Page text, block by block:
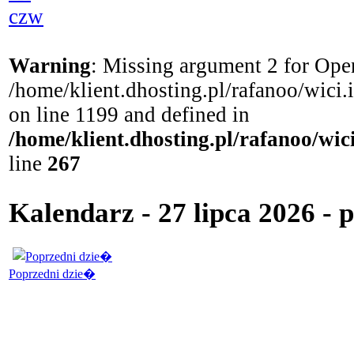
czw
Warning: Missing argument 2 for
/home/klient.dhosting.pl/rafanoo/
on line 1199 and defined in
/home/klient.dhosting.pl/rafanoo/
line 267
Kalendarz - 27 lipca 2026 -
Poprzedni dzie�